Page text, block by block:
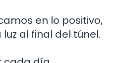
en lo positivo,
al final del túnel.